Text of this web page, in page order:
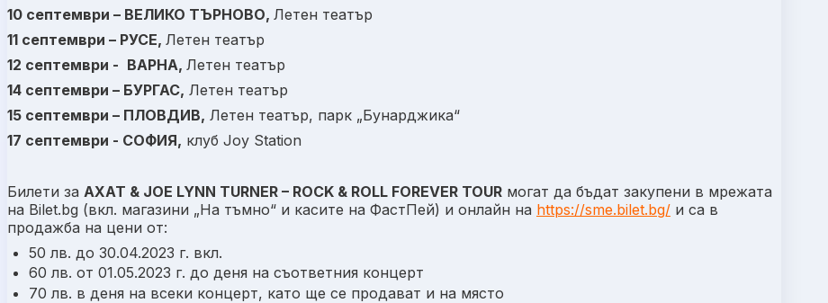
10 септември – ВЕЛИКО ТЪРНОВО, Летен театър
11 септември – РУСЕ, Летен театър
12 септември - ВАРНА, Летен театър
14 септември – БУРГАС, Летен театър
15 септември – ПЛОВДИВ, Летен театър, парк „Бунарджика“
17 септември - СОФИЯ, клуб Joy Station
Билети за AХAT & JOE LYNN TURNER – ROCK & ROLL FOREVER TOUR могат да бъдат закупени в мрежата
на Bilet.bg (вкл. магазини „На тъмно“ и касите на ФастПей) и онлайн на https://sme.bilet.bg/ и са в
продажба на цени от:
50 лв. до 30.04.2023 г. вкл.
60 лв. от 01.05.2023 г. до деня на съответния концерт
70 лв. в деня на всеки концерт, като ще се продават и на място